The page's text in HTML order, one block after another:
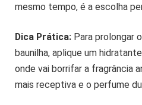
mesmo tempo, é a escolha
Dica Prática: Para prolongar
baunilha, aplique um
onde vai borrifar a fragrância
mais receptiva e o perfume